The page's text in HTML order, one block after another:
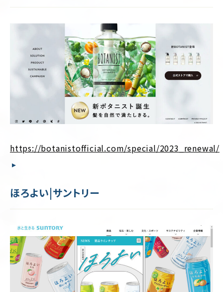
https://botanistofficial.com/special/2023_renewal/
ほろよい|サントリー